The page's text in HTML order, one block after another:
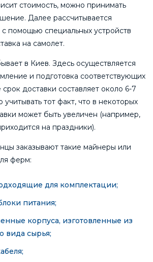
стоимость, можно принимать
Далее рассчитывается
с помощью специальных устройств
на самолет.
в Киев. Здесь осуществляется
и подготовка соответствующих
доставки составляет около 6-7
тот факт, что в некоторых
может быть увеличен (например,
на праздники).
заказывают такие майнеры или
ферм:
для комплектации;
питания;
корпуса, изготовленные из
вида сырья;